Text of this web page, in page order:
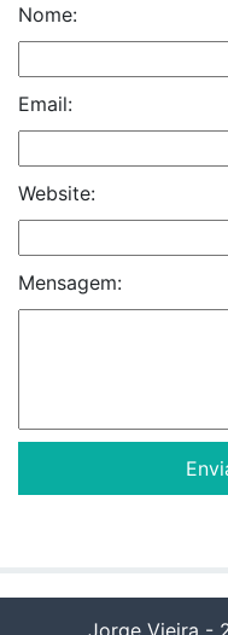
Nome:
Email:
Website:
Mensagem:
Jorge Vieira -